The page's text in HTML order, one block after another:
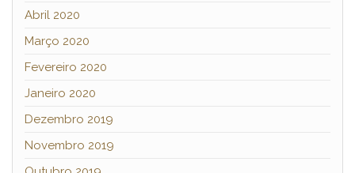
Abril 2020
Março 2020
Fevereiro 2020
Janeiro 2020
Dezembro 2019
Novembro 2019